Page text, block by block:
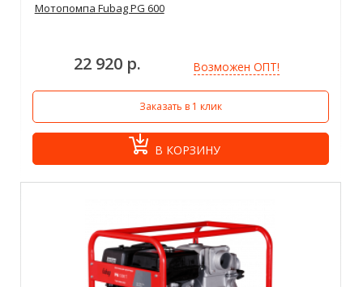
Мотопомпа Fubag PG 600
22 920 р. Возможен ОПТ!
Заказать в 1 клик
В КОРЗИНУ